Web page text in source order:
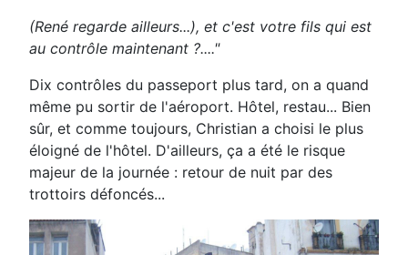
(René regarde ailleurs...), et c'est votre fils qui est
au contrôle maintenant ?...."
Dix contrôles du passeport plus tard, on a quand
même pu sortir de l'aéroport. Hôtel, restau... Bien
sûr, et comme toujours, Christian a choisi le plus
éloigné de l'hôtel. D'ailleurs, ça a été le risque
majeur de la journée : retour de nuit par des
trottoirs défoncés...